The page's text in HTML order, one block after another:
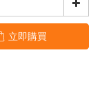
立即購買